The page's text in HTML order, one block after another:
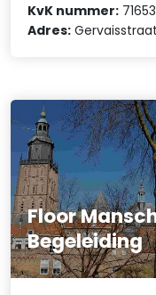
KvK nummer:
Adres:
Floor
Begeleiding